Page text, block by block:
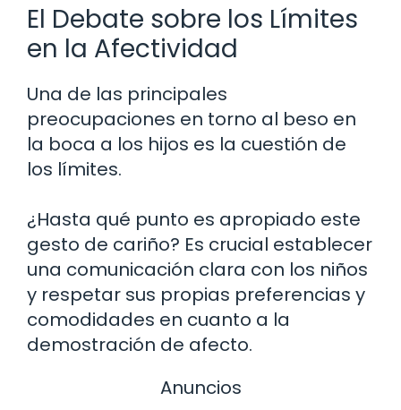
El Debate sobre los Límites
en la Afectividad
Una de las principales
preocupaciones en torno al beso en
la boca a los hijos es la cuestión de
los límites.
¿Hasta qué punto es apropiado este
gesto de cariño? Es crucial establecer
una comunicación clara con los niños
y respetar sus propias preferencias y
comodidades en cuanto a la
demostración de afecto.
Anuncios